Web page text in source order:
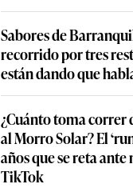
Sabores de
recorrido por tres
están dando que
¿Cuánto toma correr
al Morro Solar? El
años que se reta ante
TikTok